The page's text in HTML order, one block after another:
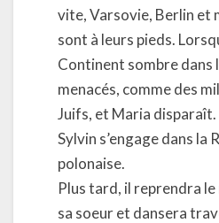
vite, Varsovie, Berlin et
sont à leurs pieds.
Continent sombre dans
menacés, comme des
Juifs, et Maria disparaît.
Sylvin s’engage dans la
polonaise.
Plus tard, il reprendra le
sa soeur et dansera